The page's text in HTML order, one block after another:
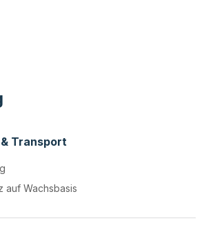
Transport
auf Wachsbasis